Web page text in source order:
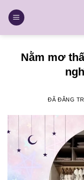
đến
Nằm mơ
ĐÃ ĐĂNG